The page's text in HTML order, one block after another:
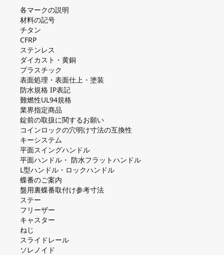
各マークの説明
材料の記号
チタン
CFRP
ステンレス
ダイカスト・⻩銅
プラスチック
表面処理・表面仕上・塗装
防⽔規格 IP表記
難燃性UL94規格
業界指定商品
錠前の取扱に関するお願い
コインロックの⽳明け⼨法の互換性
キーシステム
平⾯スイングハンドル
平⾯ハンドル・ 防⽔フラットハンドル
L型ハンドル・ロックハンドル
蝶番のご案内
盤⽤裏蝶番取付け参考⼨法
ステー
フリーザー
キャスター
ねじ
スライドレール
ソレノイド